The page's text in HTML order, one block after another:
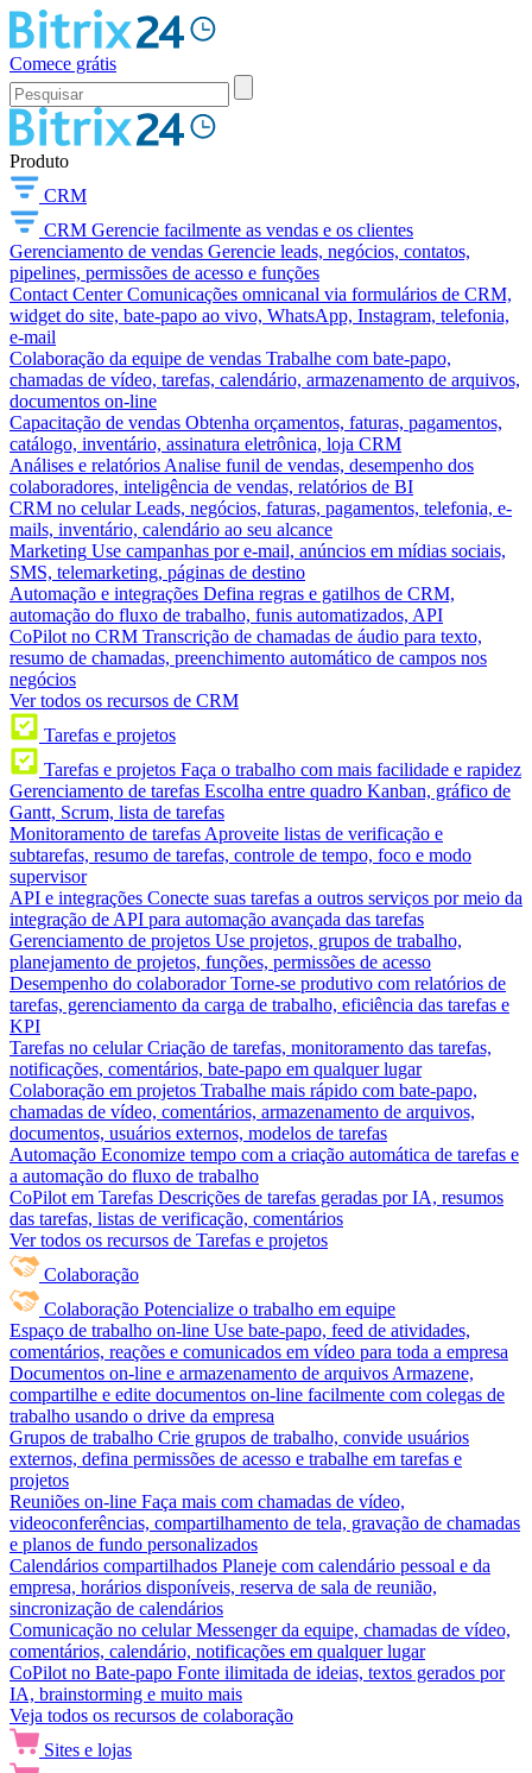
Comece grátis
Produto
CRM
CRM Gerencie facilmente as vendas e os clientes
Gerenciamento de vendas Gerencie leads, negócios, contatos,
pipelines, permissões de acesso e funções
Contact Center Comunicações omnicanal via formulários de CRM,
widget do site, bate-papo ao vivo, WhatsApp, Instagram, telefonia,
e-mail
Colaboração da equipe de vendas Trabalhe com bate-papo,
chamadas de vídeo, tarefas, calendário, armazenamento de arquivos,
documentos on-line
Capacitação de vendas Obtenha orçamentos, faturas, pagamentos,
catálogo, inventário, assinatura eletrônica, loja CRM
Análises e relatórios Analise funil de vendas, desempenho dos
colaboradores, inteligência de vendas, relatórios de BI
CRM no celular Leads, negócios, faturas, pagamentos, telefonia, e-
mails, inventário, calendário ao seu alcance
Marketing Use campanhas por e-mail, anúncios em mídias sociais,
SMS, telemarketing, páginas de destino
Automação e integrações Defina regras e gatilhos de CRM,
automação do fluxo de trabalho, funis automatizados, API
CoPilot no CRM Transcrição de chamadas de áudio para texto,
resumo de chamadas, preenchimento automático de campos nos
negócios
Ver todos os recursos de CRM
Tarefas e projetos
Tarefas e projetos Faça o trabalho com mais facilidade e rapidez
Gerenciamento de tarefas Escolha entre quadro Kanban, gráfico de
Gantt, Scrum, lista de tarefas
Monitoramento de tarefas Aproveite listas de verificação e
subtarefas, resumo de tarefas, controle de tempo, foco e modo
supervisor
API e integrações Conecte suas tarefas a outros serviços por meio da
integração de API para automação avançada das tarefas
Gerenciamento de projetos Use projetos, grupos de trabalho,
planejamento de projetos, funções, permissões de acesso
Desempenho do colaborador Torne-se produtivo com relatórios de
tarefas, gerenciamento da carga de trabalho, eficiência das tarefas e
KPI
Tarefas no celular Criação de tarefas, monitoramento das tarefas,
notificações, comentários, bate-papo em qualquer lugar
Colaboração em projetos Trabalhe mais rápido com bate-papo,
chamadas de vídeo, comentários, armazenamento de arquivos,
documentos, usuários externos, modelos de tarefas
Automação Economize tempo com a criação automática de tarefas e
a automação do fluxo de trabalho
CoPilot em Tarefas Descrições de tarefas geradas por IA, resumos
das tarefas, listas de verificação, comentários
Ver todos os recursos de Tarefas e projetos
Colaboração
Colaboração Potencialize o trabalho em equipe
Espaço de trabalho on-line Use bate-papo, feed de atividades,
comentários, reações e comunicados em vídeo para toda a empresa
Documentos on-line e armazenamento de arquivos Armazene,
compartilhe e edite documentos on-line facilmente com colegas de
trabalho usando o drive da empresa
Grupos de trabalho Crie grupos de trabalho, convide usuários
externos, defina permissões de acesso e trabalhe em tarefas e
projetos
Reuniões on-line Faça mais com chamadas de vídeo,
videoconferências, compartilhamento de tela, gravação de chamadas
e planos de fundo personalizados
Calendários compartilhados Planeje com calendário pessoal e da
empresa, horários disponíveis, reserva de sala de reunião,
sincronização de calendários
Comunicação no celular Messenger da equipe, chamadas de vídeo,
comentários, calendário, notificações em qualquer lugar
CoPilot no Bate-papo Fonte ilimitada de ideias, textos gerados por
IA, brainstorming e muito mais
Veja todos os recursos de colaboração
Sites e lojas